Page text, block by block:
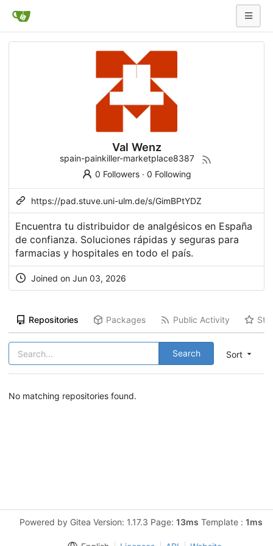
Val Wenz
spain-painkiller-marketplace8387
0 Followers· 0 Following
https://pad.stuve.uni-ulm.de/s/GimBPtYDZ
Encuentra tu distribuidor de analgésicos en España
de confianza. Soluciones rápidas y seguras para
farmacias y hospitales en todo el país.
Joined on Jun 03, 2026
Repositories Packages Public Activity
Sort
Search
No matching repositories found.
Powered by Gitea Version: 1.17.3 Page: 13ms Template : 1ms